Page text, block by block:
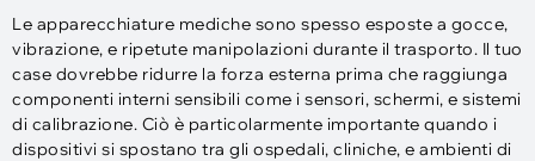
Le apparecchiature mediche sono spesso esposte a gocce,
vibrazione, e ripetute manipolazioni durante il trasporto. Il tuo
case dovrebbe ridurre la forza esterna prima che raggiunga
componenti interni sensibili come i sensori, schermi, e sistemi
di calibrazione. Ciò è particolarmente importante quando i
dispositivi si spostano tra gli ospedali, cliniche, e ambienti di